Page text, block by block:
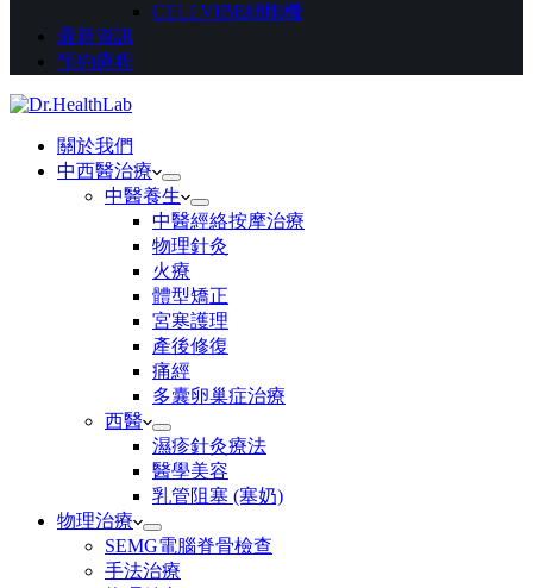
CELLVIBE細胞機
最新資訊
預約療程
關於我們
中西醫治療
中醫養生
中醫經絡按摩治療
物理針灸
火療
體型矯正
宮寒護理
產後修復
痛經
多囊卵巢症治療
西醫
濕疹針灸療法
醫學美容
乳管阻塞 (塞奶)
物理治療
SEMG電腦脊骨檢查
手法治療